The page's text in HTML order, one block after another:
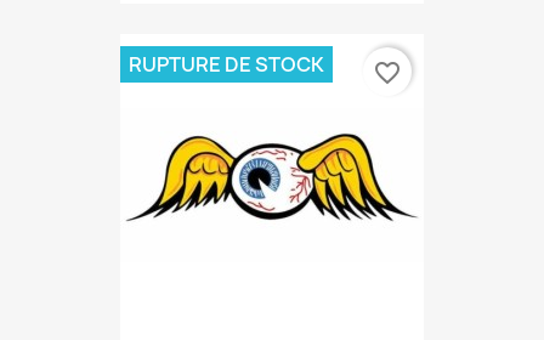
RUPTURE DE STOCK favorite_border